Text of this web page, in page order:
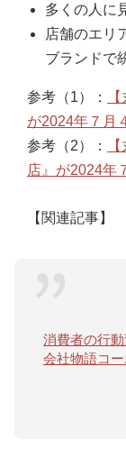
多くの人に
店舗のエリ
ブランドで
参考（1）：
が2024年７⽉
参考（2）：
店』が2024年
【関連記事】
消費者の行
会社物語コ